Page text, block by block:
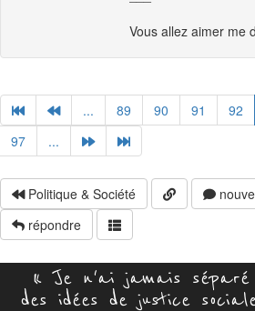
Vous allez aimer me
... 89 90 91 92
97
...
Politique & Société
répondre
« Je n'ai jamais séparé
des idées de justice